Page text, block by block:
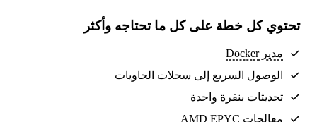
تحتوي كل خطة على كل ما تحتاجه وأكثر
مدير Docker
الوصول السريع إلى سجلات الحاويات
تحديثات بنقرة واحدة
معالجات AMD EPYC